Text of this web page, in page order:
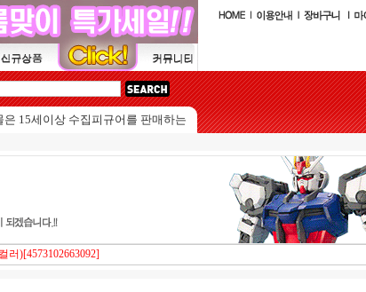
세이상 수집피규어를 판매하는 쇼핑몰입니다.
러)[4573102663092]